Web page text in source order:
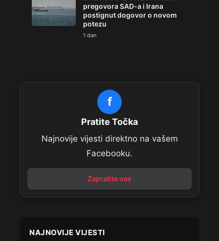
pregovora SAD-a i Irana
postignut dogovor o novom
potezu
1 dan
f
Pratite Točka
Najnovije vijesti direktno na vašem
Facebooku.
Zapratite nas
NAJNOVIJE VIJESTI